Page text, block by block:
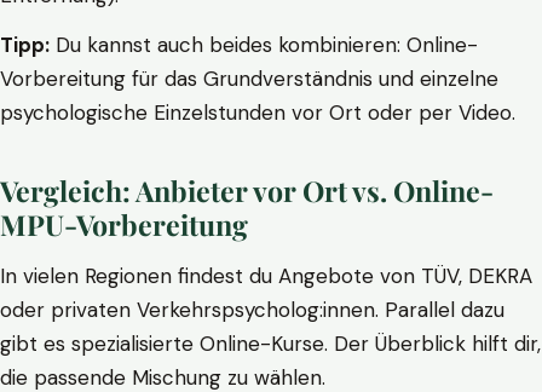
Tipp: Du kannst auch beides kombinieren: Online-
Vorbereitung für das Grundverständnis und einzelne
psychologische Einzelstunden vor Ort oder per Video.
Vergleich: Anbieter vor Ort vs. Online-
MPU-Vorbereitung
In vielen Regionen findest du Angebote von TÜV, DEKRA
oder privaten Verkehrspsycholog:innen. Parallel dazu
gibt es spezialisierte Online-Kurse. Der Überblick hilft dir,
die passende Mischung zu wählen.